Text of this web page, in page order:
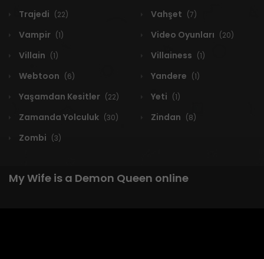
Trajedi (22) Vahşet (7)
Vampir (1) Video Oyunları (20)
Villain (1) Villainess (1)
Webtoon (6) Yandere (1)
Yaşamdan Kesitler (22) Yeti (1)
Zamanda Yolculuk (30) Zindan (8)
Zombi (3)
My Wife is a Demon Queen online